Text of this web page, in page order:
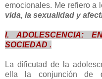
emocionales. Me refiero a
vida, la sexualidad y
I. ADOLESCENCIA:
SOCIEDAD .
La dificutad de la
ella la conjunción de